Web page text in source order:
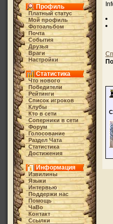
Профиль
Платный статус
Мой профиль
Фотоальбом
Почта
События
Друзья
Враги
Настройки
Статистика
Что нового
Победители
Рейтинги
Список игроков
Клубы
Кто в cети
Соперники в сети
Форум
Голосование
Раздел Чата
Статистика
Достижения
Информация
Извилины
Языки
Интервью
Поддержи нас
Помощь
ЧаВо
Контакт
Ссылки